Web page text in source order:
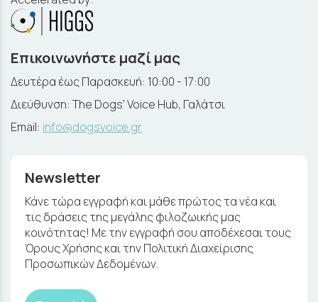
Επικοινωνήστε μαζί μας
Δευτέρα έως Παρασκευή: 10:00 - 17:00
Διεύθυνση: The Dogs' Voice Hub, Γαλάτσι
Email: info@dogsvoice.gr
Newsletter
Κάνε τώρα εγγραφή και μάθε πρώτος τα νέα και
τις δράσεις της μεγάλης φιλοζωικής μας
κοινότητας! Με την εγγραφή σου αποδέχεσαι τους
Όρους Χρήσης και την Πολιτική Διαχείρισης
Προσωπικών Δεδομένων.